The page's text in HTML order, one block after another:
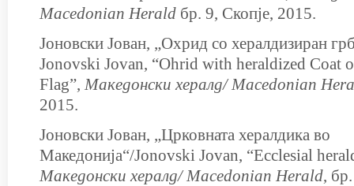
Macedonian Herald бр. 9, Скопје, 2015.
Јоновски Јован, „Охрид со хералдизиран
Jonovski Jovan, “Ohrid with heraldized Coat
Flag”, Македонски хералд/Macedonian
2015.
Јоновски Јован, „Црковната хералдика во
Македонија“/Jonovski Jovan, “Ecclesial
Македонски хералд/Macedonian Herald,